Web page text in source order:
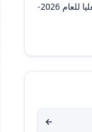
الشاغرة للدراسات العليا للعام 2026-
←